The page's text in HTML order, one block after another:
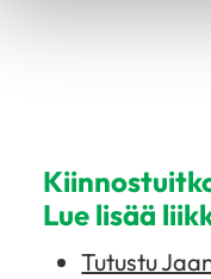
Lue lisää
Tutustu